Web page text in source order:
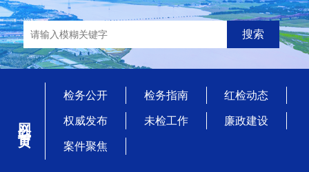
搜索
网站首页
检务公开 检务指南 红检动态
权威发布 未检工作 廉政建设
案件聚焦